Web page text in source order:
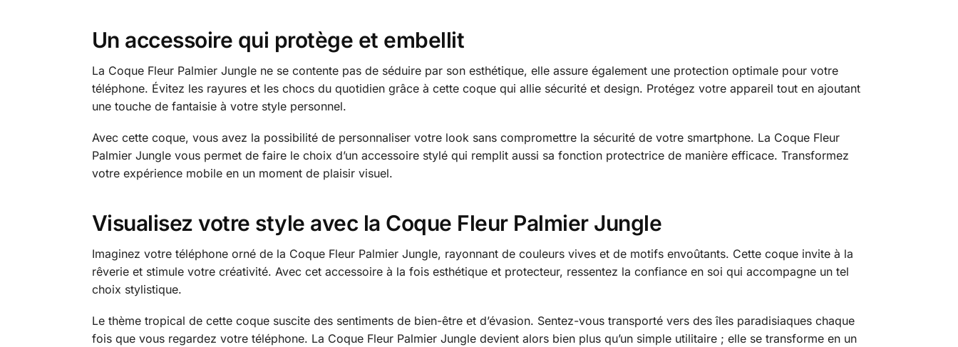
Un accessoire qui protège et embellit
La Coque Fleur Palmier Jungle ne se contente pas de séduire par son esthétique, elle assure également une protection optimale pour votre
téléphone. Évitez les rayures et les chocs du quotidien grâce à cette coque qui allie sécurité et design. Protégez votre appareil tout en ajoutant
une touche de fantaisie à votre style personnel.
Avec cette coque, vous avez la possibilité de personnaliser votre look sans compromettre la sécurité de votre smartphone. La Coque Fleur
Palmier Jungle vous permet de faire le choix d’un accessoire stylé qui remplit aussi sa fonction protectrice de manière efficace. Transformez
votre expérience mobile en un moment de plaisir visuel.
Visualisez votre style avec la Coque Fleur Palmier Jungle
Imaginez votre téléphone orné de la Coque Fleur Palmier Jungle, rayonnant de couleurs vives et de motifs envoûtants. Cette coque invite à la
rêverie et stimule votre créativité. Avec cet accessoire à la fois esthétique et protecteur, ressentez la confiance en soi qui accompagne un tel
choix stylistique.
Le thème tropical de cette coque suscite des sentiments de bien-être et d’évasion. Sentez-vous transporté vers des îles paradisiaques chaque
fois que vous regardez votre téléphone. La Coque Fleur Palmier Jungle devient alors bien plus qu’un simple utilitaire ; elle se transforme en un